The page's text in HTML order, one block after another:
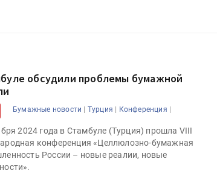
обсудили проблемы бумажной
Бумажные новости | Турция | Конференция |
2024 года в Стамбуле (Турция) прошла VIII
конференция «Целлюлозно-бумажная
России – новые реалии, новые